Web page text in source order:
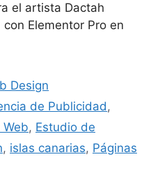
el artista Dactah
Elementor Pro en
Design
de Publicidad,
Web, Estudio de
, islas canarias, Páginas